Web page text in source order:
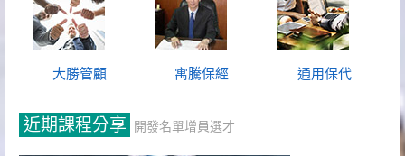
大勝管顧 寓騰保經 通用保代
近期課程分享 開發名單增員選才